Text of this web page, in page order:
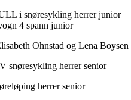
i snøresykling herrer junior
4 spann junior
Ohnstad og Lena
snøresykling herrer senior
herrer senior